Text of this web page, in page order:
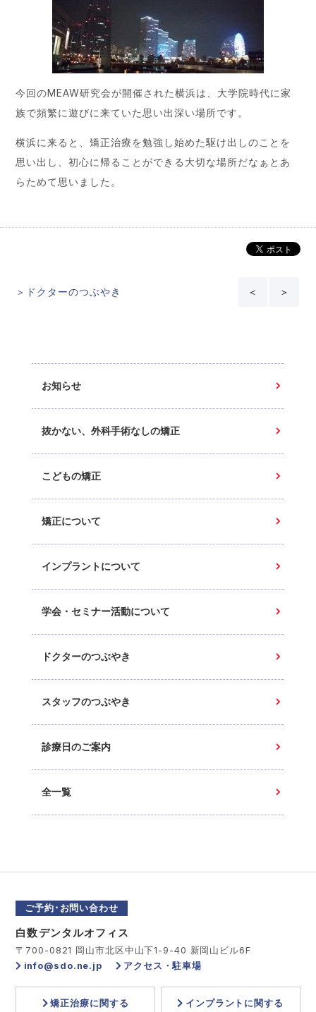
今回のMEAW研究会が開催された横浜は、大学院時代に家
族で頻繁に遊びに来ていた思い出深い場所です。
横浜に来ると、矯正治療を勉強し始めた駆け出しのことを
思い出し、初心に帰ることができる大切な場所だなぁとあ
らためて思いました。
＞ドクターのつぶやき ＜ ＞
お知らせ
抜かない、外科手術なしの矯正
こどもの矯正
矯正について
インプラントについて
学会・セミナー活動について
ドクターのつぶやき
スタッフのつぶやき
診療日のご案内
全一覧
ご予約･お問い合わせ
白数デンタルオフィス
〒700-0821 岡山市北区中山下1-9-40 新岡山ビル6F
info@sdo.ne.jp
アクセス・駐車場
矯正治療に関する
インプラントに関する